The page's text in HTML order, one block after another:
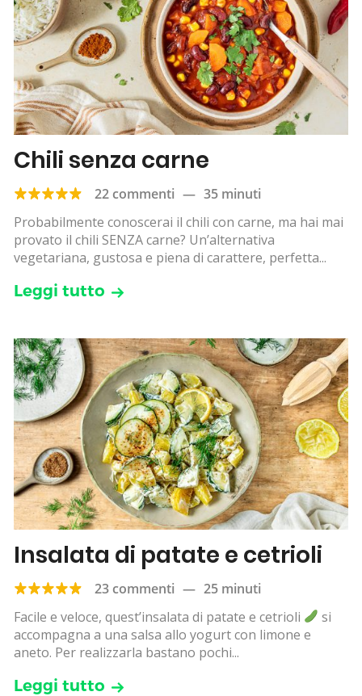
Chili senza carne
22 commenti — 35 minuti
Probabilmente conoscerai il chili con carne, ma hai mai
provato il chili SENZA carne? Un’alternativa
vegetariana, gustosa e piena di carattere, perfetta...
Leggi tutto
Insalata di patate e cetrioli
23 commenti — 25 minuti
Facile e veloce, quest’insalata di patate e cetrioli
si
accompagna a una salsa allo yogurt con limone e
aneto. Per realizzarla bastano pochi...
Leggi tutto